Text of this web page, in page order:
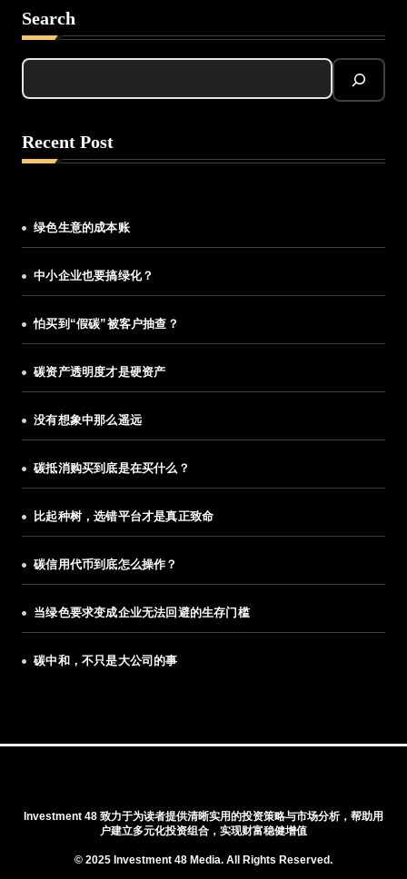
Search
Recent Post
绿色生意的成本账
中小企业也要搞绿化？
怕买到“假碳”被客户抽查？
碳资产透明度才是硬资产
没有想象中那么遥远
碳抵消购买到底是在买什么？
比起种树，选错平台才是真正致命
碳信用代币到底怎么操作？
当绿色要求变成企业无法回避的生存门槛
碳中和，不只是大公司的事